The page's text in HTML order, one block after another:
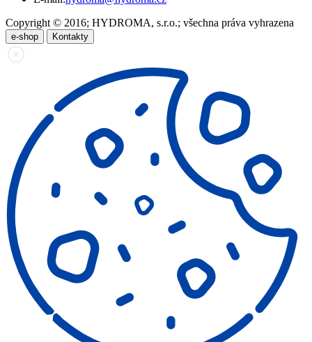
Copyright © 2016; HYDROMA, s.r.o.; všechna práva vyhrazena
e-shop Kontakty